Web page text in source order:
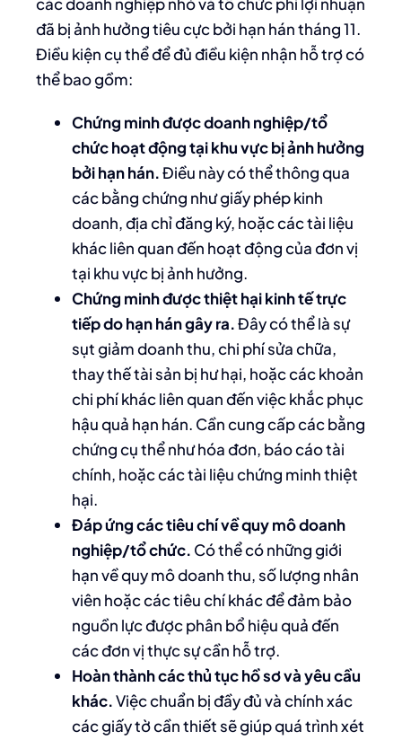
đã bị ảnh hưởng tiêu cực bởi hạn hán tháng 11.
Điều kiện cụ thể để đủ điều kiện nhận hỗ trợ có
thể bao gồm:
Chứng minh được doanh nghiệp/tổ
chức hoạt động tại khu vực bị ảnh hưởng
bởi hạn hán.Điều này có thể thông qua
các bằng chứng như giấy phép kinh
doanh, địa chỉ đăng ký, hoặc các tài liệu
khác liên quan đến hoạt động của đơn vị
tại khu vực bị ảnh hưởng.
Chứng minh được thiệt hại kinh tế trực
tiếp do hạn hán gây ra.Đây có thể là sự
sụt giảm doanh thu, chi phí sửa chữa,
thay thế tài sản bị hư hại, hoặc các khoản
chi phí khác liên quan đến việc khắc phục
hậu quả hạn hán. Cần cung cấp các bằng
chứng cụ thể như hóa đơn, báo cáo tài
chính, hoặc các tài liệu chứng minh thiệt
hại.
Đáp ứng các tiêu chí về quy mô doanh
nghiệp/tổ chức. Có thể có những giới
hạn về quy mô doanh thu, số lượng nhân
viên hoặc các tiêu chí khác để đảm bảo
nguồn lực được phân bổ hiệu quả đến
các đơn vị thực sự cần hỗ trợ.
Hoàn thành các thủ tục hồ sơ và yêu cầu
khác.Việc chuẩn bị đầy đủ và chính xác
các giấy tờ cần thiết sẽ giúp quá trình xét